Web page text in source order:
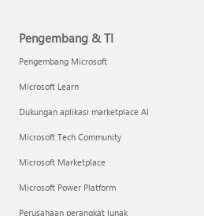
Pengembang & TI
Pengembang Microsoft
Microsoft Learn
Dukungan aplikasi marketplace AI
Microsoft Tech Community
Microsoft Marketplace
Microsoft Power Platform
Perusahaan perangkat lunak